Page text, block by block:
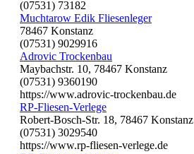
(07531) 73182
Muchtarow Edik Fliesenleger
78467 Konstanz
(07531) 9029916
Adrovic Trockenbau
Maybachstr. 10, 78467 Konstanz
(07531) 9360190
https://www.adrovic-trockenbau.de
RP-Fliesen-Verlege
Robert-Bosch-Str. 18, 78467 Konstanz
(07531) 3029540
https://www.rp-fliesen-verlege.de